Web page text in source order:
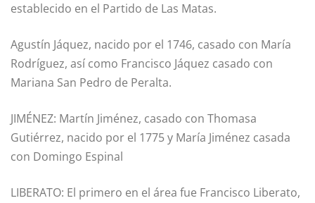
establecido en el Partido de Las Matas.
Agustín Jáquez, nacido por el 1746, casado con María
Rodríguez, así como Francisco Jáquez casado con
Mariana San Pedro de Peralta.
JIMÉNEZ: Martín Jiménez, casado con Thomasa
Gutiérrez, nacido por el 1775 y María Jiménez casada
con Domingo Espinal
LIBERATO: El primero en el área fue Francisco Liberato,